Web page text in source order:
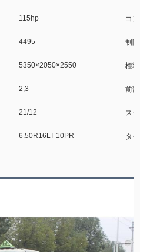
115hp コンパ
4495 制限重
5350×2050×2550 標準排
2,3 前部/後
21/12 スター
6.50R16LT 10PR タイヤ